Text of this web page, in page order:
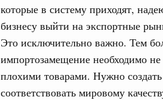
которые в систему приходят,
бизнесу выйти на экспортные
Это исключительно важно. Тем
импортозамещение необходимо
плохими товарами. Нужно
соответствовать мировому